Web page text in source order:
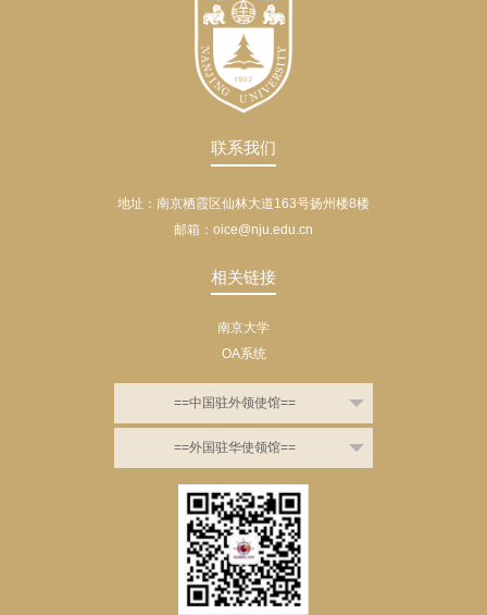
联系我们
地址：南京栖霞区仙林大道163号扬州楼8楼
邮箱：oice@nju.edu.cn
相关链接
南京大学
OA系统
==中国驻外领使馆==
==外国驻华使领馆==